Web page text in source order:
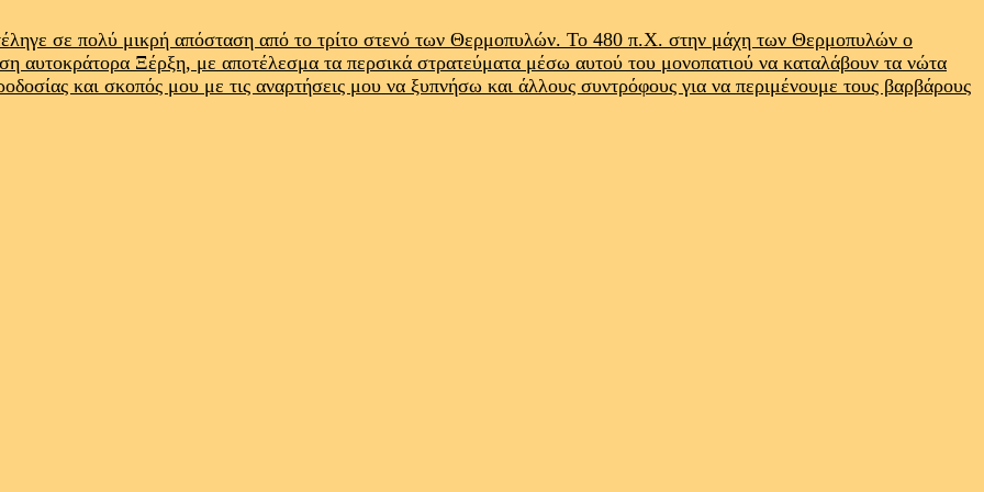
σε πολύ μικρή απόσταση από το τρίτο στενό των Θερμοπυλών. Το 480 π.Χ. στην μάχη των Θερμοπυλών ο
αυτοκράτορα Ξέρξη, με αποτέλεσμα τα περσικά στρατεύματα μέσω αυτού του μονοπατιού να καταλάβουν τα νώτα
και σκοπός μου με τις αναρτήσεις μου να ξυπνήσω και άλλους συντρόφους για να περιμένουμε τους βαρβάρους